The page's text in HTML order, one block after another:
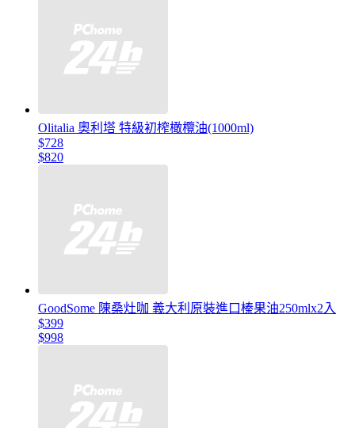
Olitalia 奧利塔 特級初榨橄欖油(1000ml)
$728
$820
GoodSome 陳桑灶咖 義大利原裝進口榛果油250mlx2入
$399
$998